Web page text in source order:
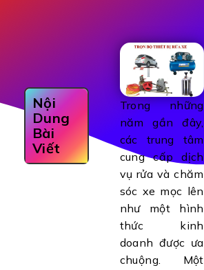
Nội
Dung
Bài
Viết
Trong những
năm gần đây,
các trung tâm
cung cấp dịch
vụ rửa và chăm
sóc xe mọc lên
như một hình
thức kinh
doanh được ưa
chuộng. Một